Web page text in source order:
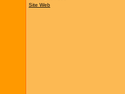
Site Web